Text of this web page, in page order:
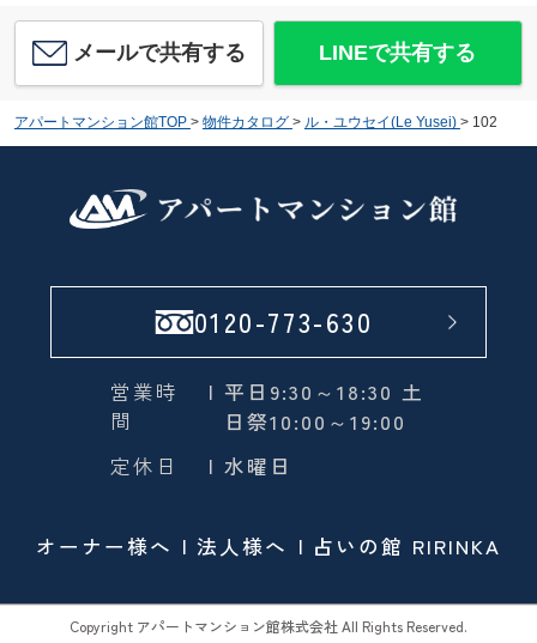
メールで共有する LINEで共有する
アパートマンション館TOP > 物件カタログ > ル・ユウセイ(Le Yusei) > 102
0120-773-630
営業時
間
| 平日9:30～18:30 土
日祭10:00～19:00
定休日
| 水曜日
オーナー様へ 法人様へ 占いの館 RIRINKA
Copyright アパートマンション館株式会社 All Rights Reserved.